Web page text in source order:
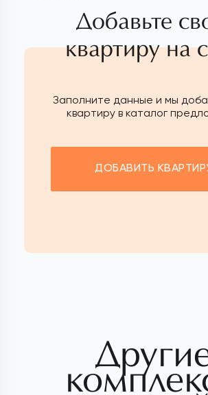
Добавьте
квартиру на
Заполните данные и мы
квартиру в каталог
ДОБАВИТЬ